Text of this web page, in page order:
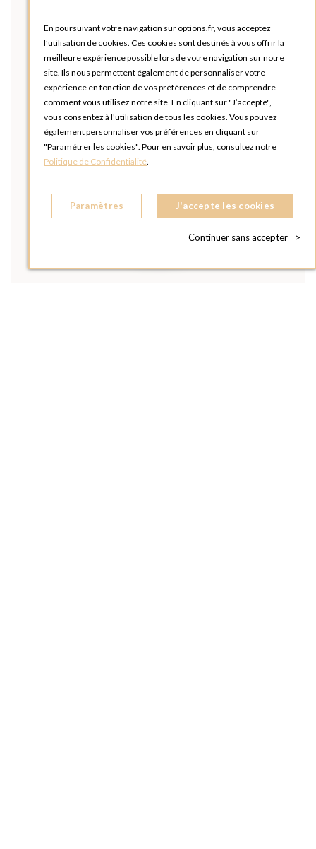
En poursuivant votre navigation sur options.fr, vous acceptez
l’utilisation de cookies. Ces cookies sont destinés à vous offrir la
meilleure expérience possible lors de votre navigation sur notre
site. Ils nous permettent également de personnaliser votre
expérience en fonction de vos préférences et de comprendre
comment vous utilisez notre site. En cliquant sur "J’accepte",
vous consentez à l'utilisation de tous les cookies. Vous pouvez
également personnaliser vos préférences en cliquant sur
"Paramétrer les cookies". Pour en savoir plus, consultez notre
Politique de Confidentialité.
Paramètres J'accepte les cookies
Continuer sans accepter >